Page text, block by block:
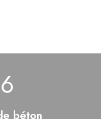
béton